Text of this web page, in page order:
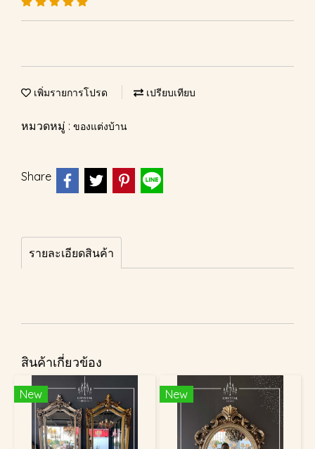
เพิ่มรายการโปรด เปรียบเทียบ
หมวดหมู่ : ของแต่งบ้าน
Share
รายละเอียดสินค้า
สินค้าเกี่ยวข้อง
New New